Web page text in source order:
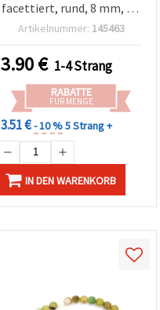
facettiert, rund, 8 mm, ca.
48 Stück
Artikelnummer: 145463
3.90€ 1-4 Strang
RABATTE
FÜR MENGE
3.51 €- 10 %5 Strang +
IN DEN WARENKORB